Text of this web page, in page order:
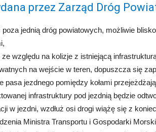
przez Zarząd Dróg
jednią dróg powiatowych, możliwie
względu na kolizje z istniejącą
na wejście w teren, dopuszcza się
pasa jezdnego pomiędzy kołami
infrastruktury pod jezdnią będzie
w jezdni, wzdłuż osi drogi wiążę się z
Ministra Transportu i Gospodarki